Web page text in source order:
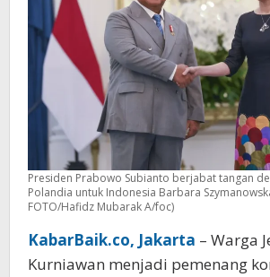
Presiden Prabowo Subianto berjabat tangan
Polandia untuk Indonesia Barbara
FOTO/Hafidz Mubarak A/foc)
KabarBaik.co, Jakarta – Warga
Kurniawan menjadi pemenang